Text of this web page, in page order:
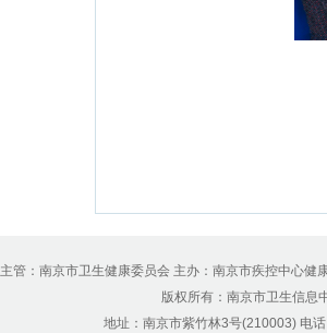
主管：南京市卫生健康委员会 主办：南京市疾控中心
版权所有：南京市卫生信
地址：南京市紫竹林3号(210003) 电